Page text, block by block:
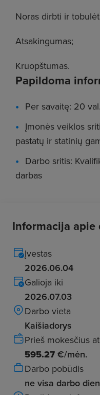
Noras dirbti ir
Atsakingumas;
Kruopštumas.
Papildoma
Per savaitę: 20 val.
Įmonės veiklos
pastatų ir statinių
Darbo sritis:
darbas
Informacija apie
Įvestas
2026.06.04
Galioja iki
2026.07.03
Darbo vieta
Kaišiadorys
Prieš mokesčius
595.27 €/mėn.
Darbo pobūdis
ne visa darbo